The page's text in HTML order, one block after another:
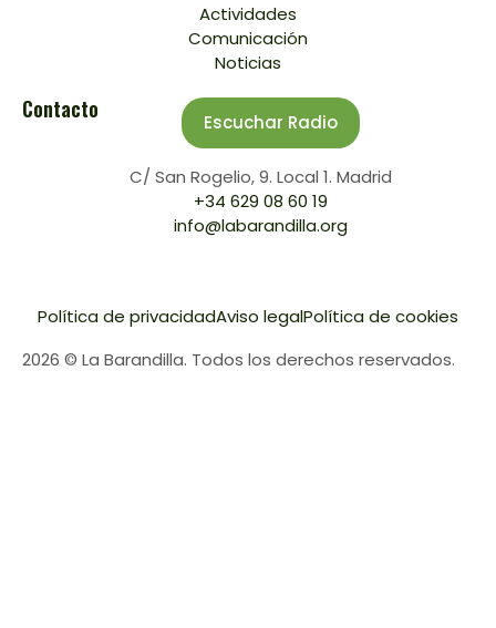
Actividades
Comunicación
Noticias
Contacto
C/ San Rogelio, 9. Local 1. Madrid
+34 629 08 60 19
info@labarandilla.org
Escuchar Radio
2026 © La Barandilla. Todos los derechos reservados.
Política de privacidadAviso legalPolítica de cookies